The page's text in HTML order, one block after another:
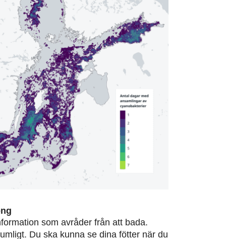
som avråder från att bada.
Du ska kunna se dina fötter när du